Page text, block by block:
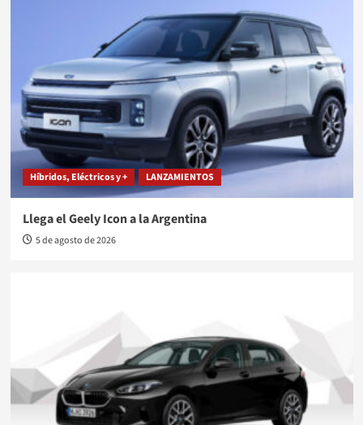
Híbridos, Eléctricos y + LANZAMIENTOS
Llega el Geely Icon a la Argentina
5 de agosto de 2026